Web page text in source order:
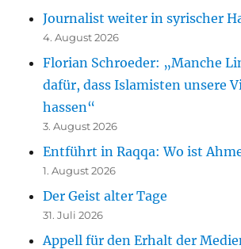
Journalist weiter in syrischer
4. August 2026
Florian Schroeder: „Manche
dafür, dass Islamisten unsere
hassen“
3. August 2026
Entführt in Raqqa: Wo ist
1. August 2026
Der Geist alter Tage
31. Juli 2026
Appell für den Erhalt der